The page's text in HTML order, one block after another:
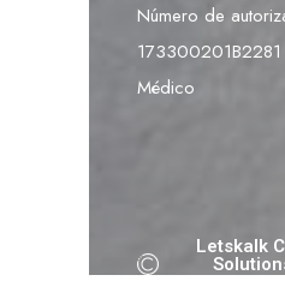
Número de
173300201B2281
Médico
Letskalk